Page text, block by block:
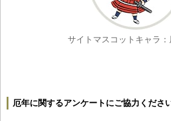
サイトマスコットキャラ：
厄年に関するアンケートにご協力くださ